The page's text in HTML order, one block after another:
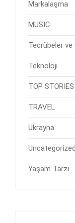
Markalaşma
MUSIC
Tecrübeler ve
Teknoloji
TOP STORIES
TRAVEL
Ukrayna
Uncategorized
Yaşam Tarzı